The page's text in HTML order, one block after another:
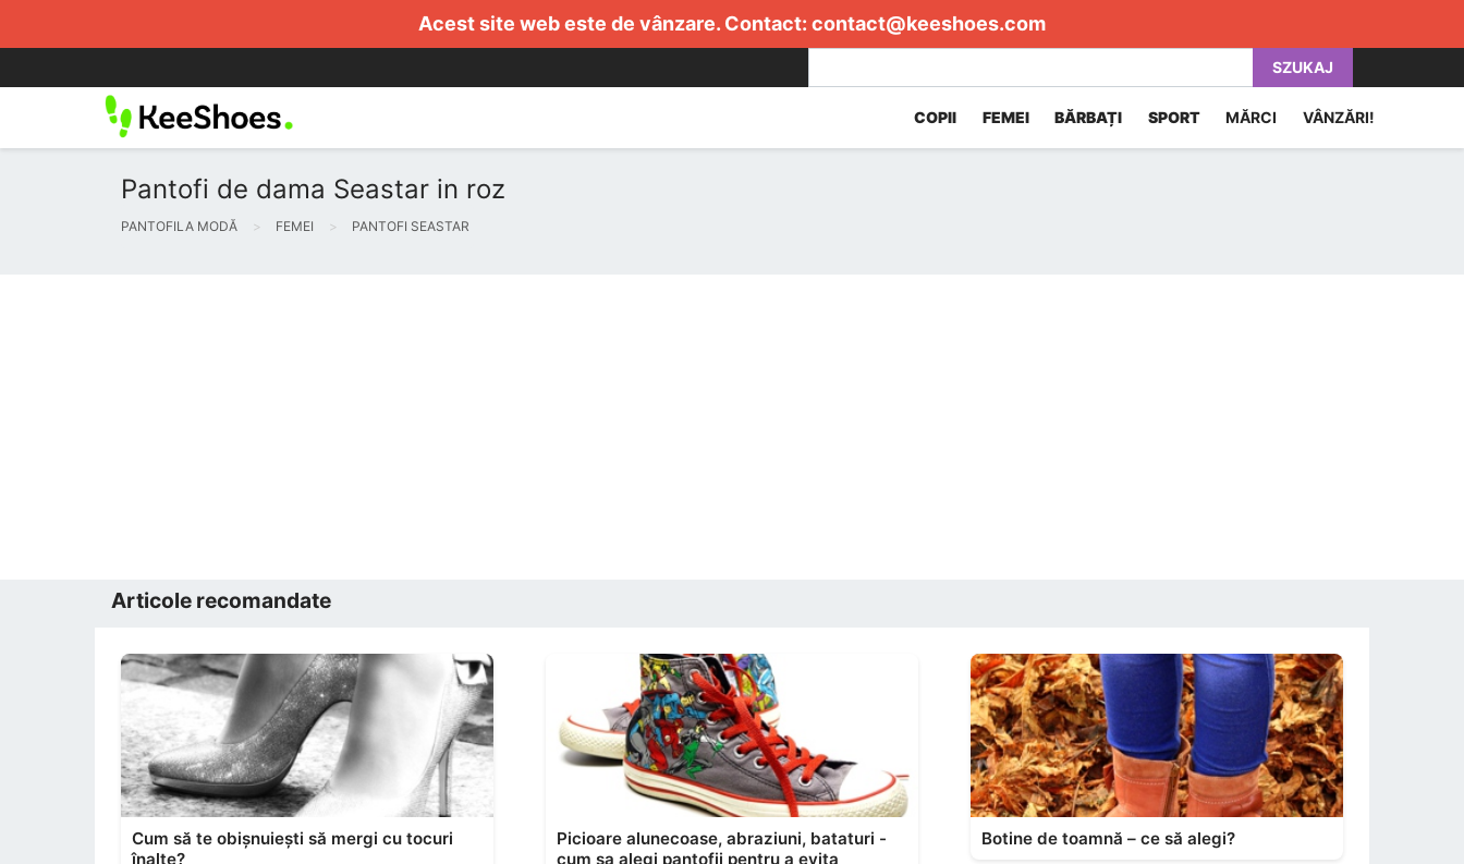
Acest site web este de vânzare. Contact: contact@keeshoes.com
SZUKAJ
COPII FEMEI BĂRBAȚI SPORT MĂRCI VÂNZĂRI!
Pantofi de dama Seastar in roz
PANTOFILA MODĂ FEMEI PANTOFI SEASTAR
Articole recomandate
Cum să te obișnuiești să mergi cu tocuri
înalte?
Picioare alunecoase, abraziuni, bataturi -
cum sa alegi pantofii pentru a evita
Botine de toamnă – ce să alegi?